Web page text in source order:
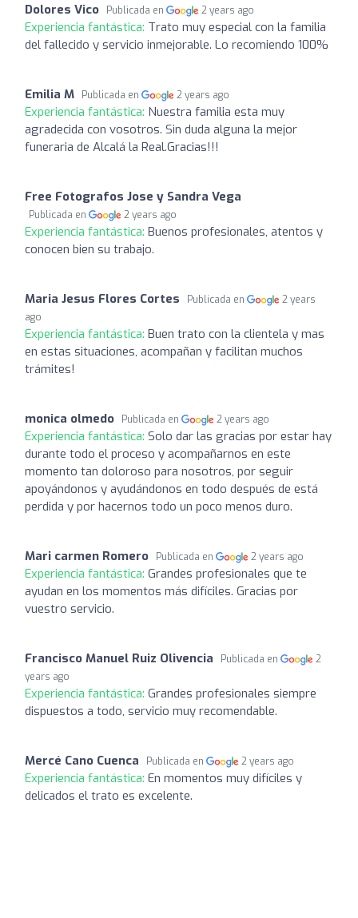
Dolores Vico Publicada en 2 years ago
Experiencia fantástica: Trato muy especial con la familia
del fallecido y servicio inmejorable. Lo recomiendo 100%
Emilia M Publicada en 2 years ago
Experiencia fantástica: Nuestra familia esta muy
agradecida con vosotros. Sin duda alguna la mejor
funeraria de Alcalá la Real.Gracias!!!
Free Fotografos Jose y Sandra Vega
Publicada en 2 years ago
Experiencia fantástica: Buenos profesionales, atentos y
conocen bien su trabajo.
Maria Jesus Flores Cortes Publicada en
2 years
ago
Experiencia fantástica: Buen trato con la clientela y mas
en estas situaciones, acompañan y facilitan muchos
trámites!
monica olmedo Publicada en 2 years ago
Experiencia fantástica: Solo dar las gracias por estar hay
durante todo el proceso y acompañarnos en este
momento tan doloroso para nosotros, por seguir
apoyándonos y ayudándonos en todo después de está
perdida y por hacernos todo un poco menos duro.
Mari carmen Romero Publicada en 2 years ago
Experiencia fantástica: Grandes profesionales que te
ayudan en los momentos más difíciles. Gracias por
vuestro servicio.
Francisco Manuel Ruiz Olivencia Publicada en
2
years ago
Experiencia fantástica: Grandes profesionales siempre
dispuestos a todo, servicio muy recomendable.
Mercé Cano Cuenca Publicada en 2 years ago
Experiencia fantástica: En momentos muy difíciles y
delicados el trato es excelente.